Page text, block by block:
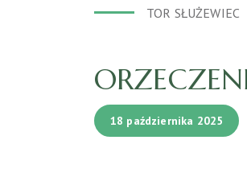
TOR SŁUŻEWIEC
18 października 2025